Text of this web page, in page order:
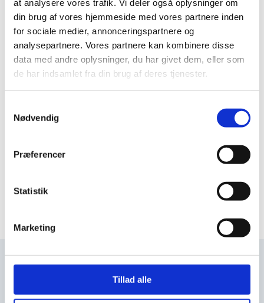
at analysere vores trafik. Vi deler også oplysninger om
din brug af vores hjemmeside med vores partnere inden
for sociale medier, annonceringspartnere og
analysepartnere. Vores partnere kan kombinere disse
data med andre oplysninger, du har givet dem, eller som
de har indsamlet fra din brug af deres tjenester.
Nødvendig
Præferencer
Statistik
Marketing
Tillad alle
Hvad er en tandkrone?